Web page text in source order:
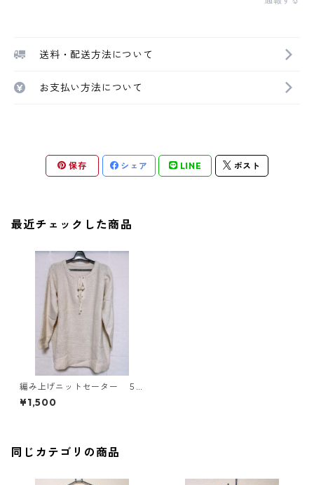
送料・配送方法について
お支払い方法について
保存 シェア LINE ポスト
最近チェックした商品
編み上げニットセーター ５
Ｌ アイボリー KAE-4413
¥1,500
同じカテゴリの商品